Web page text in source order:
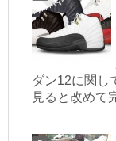
ダン12に関し
見ると改めて